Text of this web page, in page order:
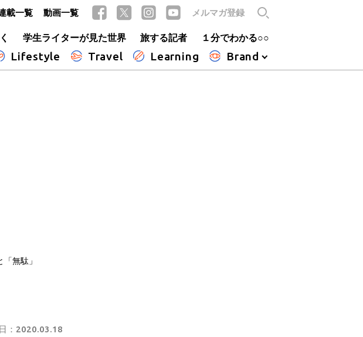
学生ライターが見た世界 旅する記者 １分でわかる○○
Lifestyle Travel Learning Brand
載一覧 動画一覧 メルマガ登録
無駄」
： 2020.03.18